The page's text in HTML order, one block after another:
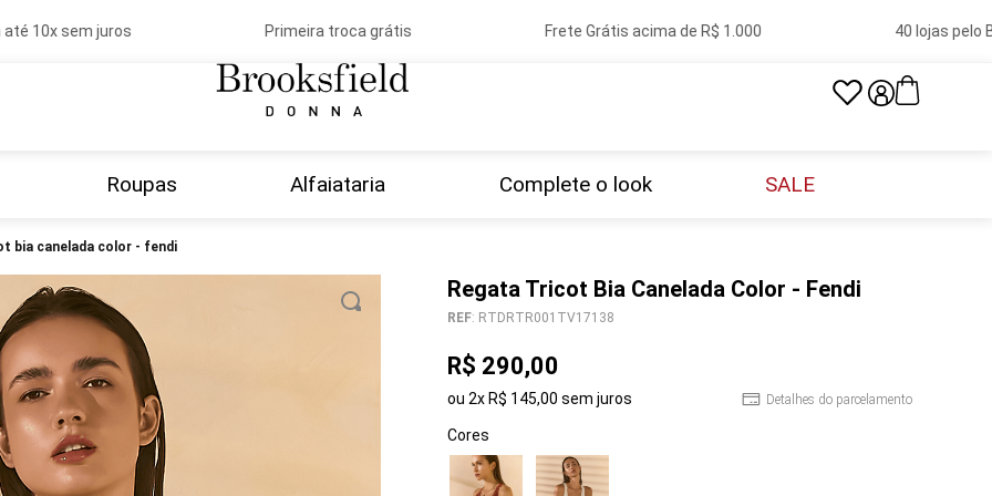
10x sem juros Primeira troca grátis Frete Grátis acima de R$ 1.000 40 lojas pelo
Roupas Alfaiataria Complete o look SALE
bia canelada color - fendi
Regata Tricot Bia Canelada Color - Fendi
REF: RTDRTR001TV17138
R$ 290,00
ou 2x R$ 145,00 sem juros Detalhes do parcelamento
Cores